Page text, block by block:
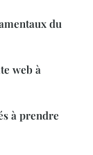
du
web à
à prendre